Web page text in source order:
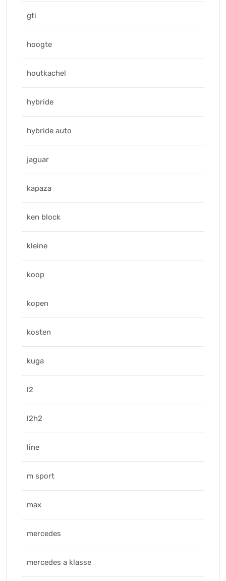
gti
hoogte
houtkachel
hybride
hybride auto
jaguar
kapaza
ken block
kleine
koop
kopen
kosten
kuga
l2
l2h2
line
m sport
max
mercedes
mercedes a klasse